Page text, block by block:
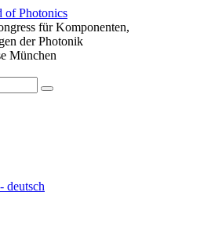
für Komponenten,
der Photonik
München
deutsch